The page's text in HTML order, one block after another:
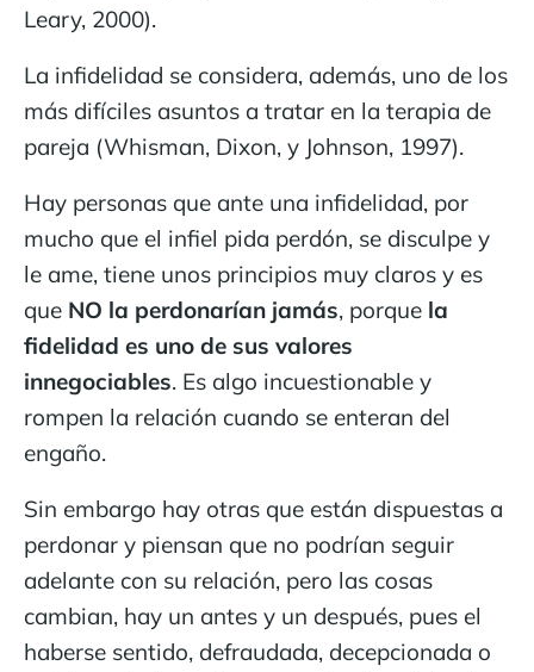
Leary, 2000).
La infidelidad se considera, además, uno de los
más difíciles asuntos a tratar en la terapia de
pareja (Whisman, Dixon, y Johnson, 1997).
Hay personas que ante una infidelidad, por
mucho que el infiel pida perdón, se disculpe y
le ame, tiene unos principios muy claros y es
que NO la perdonarían jamás, porque la
fidelidad es uno de sus valores
innegociables. Es algo incuestionable y
rompen la relación cuando se enteran del
engaño.
Sin embargo hay otras que están dispuestas a
perdonar y piensan que no podrían seguir
adelante con su relación, pero las cosas
cambian, hay un antes y un después, pues el
haberse sentido, defraudada, decepcionada o